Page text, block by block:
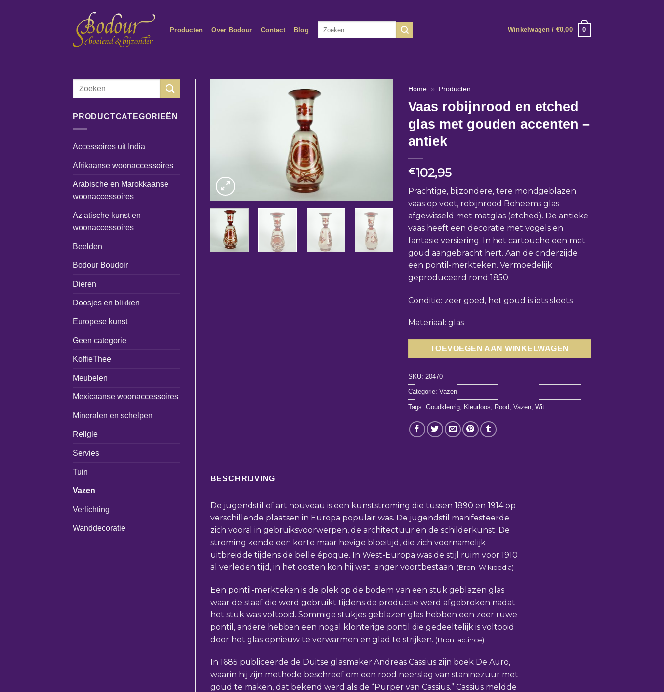
Producten Over Bodour Contact Blog Winkelwagen / €0,00 0
Zoeken
PRODUCTCATEGORIEËN
Accessoires uit India
Afrikaanse woonaccessoires
Arabische en Marokkaanse
woonaccessoires
Aziatische kunst en
woonaccessoires
Beelden
Bodour Boudoir
Dieren
Doosjes en blikken
Europese kunst
Geen categorie
KoffieThee
Meubelen
Mexicaanse woonaccessoires
Mineralen en schelpen
Religie
Servies
Tuin
Vazen
Verlichting
Wanddecoratie
Home » Producten
Vaas robijnrood en etched
glas met gouden accenten –
antiek
€102,95
Prachtige, bijzondere, tere mondgeblazen
vaas op voet, robijnrood Boheems glas
afgewisseld met matglas (etched). De antieke
vaas heeft een decoratie met vogels en
fantasie versiering. In het cartouche een met
goud aangebracht hert. Aan de onderzijde
een pontil-merkteken. Vermoedelijk
geproduceerd rond 1850.
Conditie: zeer goed, het goud is iets sleets
Materiaal: glas
TOEVOEGEN AAN WINKELWAGEN
SKU: 20470
Categorie:Vazen
Tags:Goudkleurig Kleurloos Rood ,Vazen ,Wit
BESCHRIJVING
De jugendstil of art nouveau is een kunststroming die tussen 1890 en 1914 op
verschillende plaatsen in Europa populair was. De jugendstil manifesteerde
zich vooral in gebruiksvoorwerpen, de architectuur en de schilderkunst. De
stroming kende een korte maar hevige bloeitijd, die zich voornamelijk
uitbreidde tijdens de belle époque. In West-Europa was de stijl ruim voor 1910
al verleden tijd, in het oosten kon hij wat langer voortbestaan. (Bron: Wikipedia)
Een pontil-merkteken is de plek op de bodem van een stuk geblazen glas
waar de staaf die werd gebruikt tijdens de productie werd afgebroken nadat
het stuk was voltooid. Sommige stukjes geblazen glas hebben een zeer ruwe
pontil, andere hebben een nogal klonterige pontil die gedeeltelijk is voltooid
door het glas opnieuw te verwarmen en glad te strijken. (Bron: actince)
In 1685 publiceerde de Duitse glasmaker Andreas Cassius zijn boek De Auro,
waarin hij zijn methode beschreef om een rood neerslag van staninezuur met
goud te maken, dat bekend werd als de “Purper van Cassius.” Cassius meldde